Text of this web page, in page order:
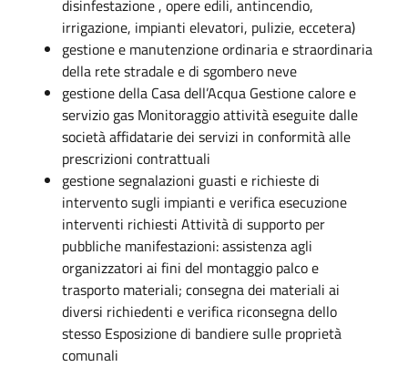
disinfestazione , opere edili, antincendio,
irrigazione, impianti elevatori, pulizie, eccetera)
gestione e manutenzione ordinaria e straordinaria
della rete stradale e di sgombero neve
gestione della Casa dell’Acqua Gestione calore e
servizio gas Monitoraggio attività eseguite dalle
società affidatarie dei servizi in conformità alle
prescrizioni contrattuali
gestione segnalazioni guasti e richieste di
intervento sugli impianti e verifica esecuzione
interventi richiesti Attività di supporto per
pubbliche manifestazioni: assistenza agli
organizzatori ai fini del montaggio palco e
trasporto materiali; consegna dei materiali ai
diversi richiedenti e verifica riconsegna dello
stesso Esposizione di bandiere sulle proprietà
comunali